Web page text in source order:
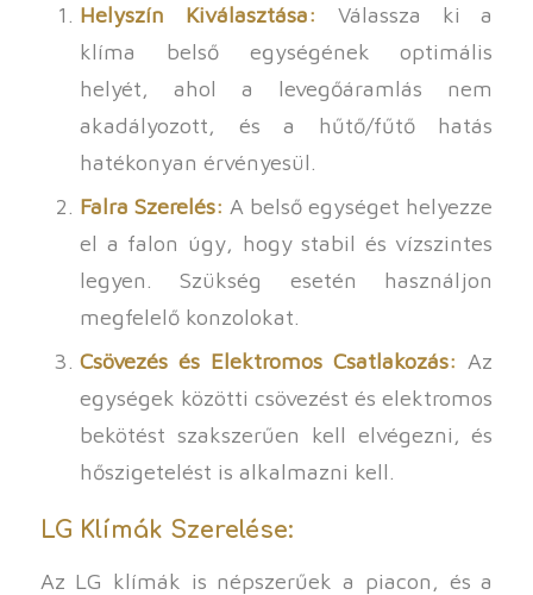
Helyszín Kiválasztása: Válassza ki a
klíma belső egységének optimális
helyét, ahol a levegőáramlás nem
akadályozott, és a hűtő/fűtő hatás
hatékonyan érvényesül.
Falra Szerelés: A belső egységet helyezze
el a falon úgy, hogy stabil és vízszintes
legyen. Szükség esetén használjon
megfelelő konzolokat.
Csövezés és Elektromos Csatlakozás: Az
egységek közötti csövezést és elektromos
bekötést szakszerűen kell elvégezni, és
hőszigetelést is alkalmazni kell.
LG Klímák Szerelése:
Az LG klímák is népszerűek a piacon, és a